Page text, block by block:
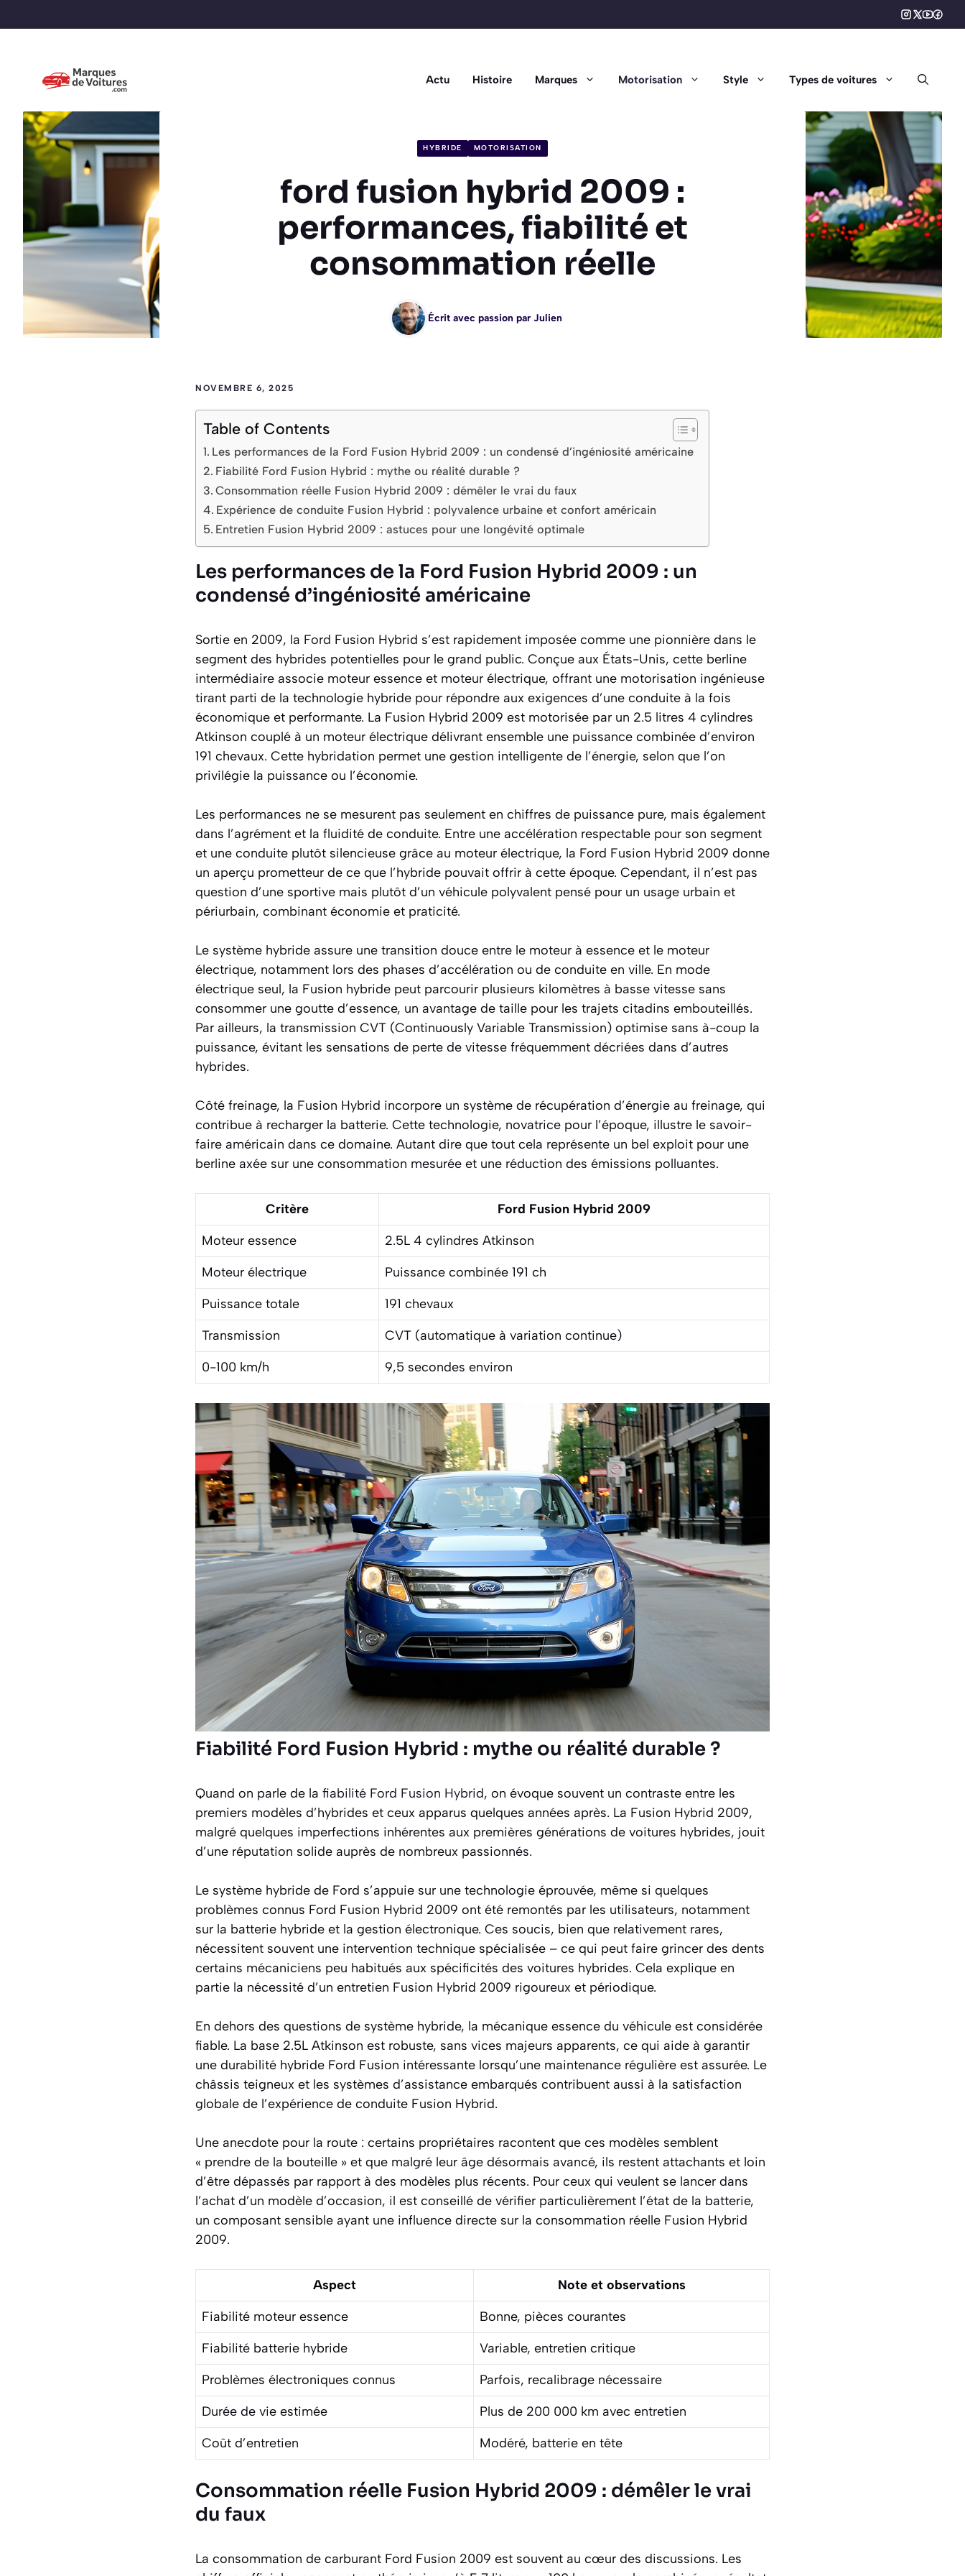
Actu Histoire Marques Motorisation Style Types de voitures
HYBRIDE MOTORISATION
ford fusion hybrid 2009 :
performances, fiabilité et
consommation réelle
Écrit avec passion par Julien
NOVEMBRE 6, 2025
Table of Contents
Les performances de la Ford Fusion Hybrid 2009 : un condensé d’ingéniosité américaine
Fiabilité Ford Fusion Hybrid : mythe ou réalité durable ?
Consommation réelle Fusion Hybrid 2009 : démêler le vrai du faux
Expérience de conduite Fusion Hybrid : polyvalence urbaine et confort américain
Entretien Fusion Hybrid 2009 : astuces pour une longévité optimale
Les performances de la Ford Fusion Hybrid 2009 : un
condensé d’ingéniosité américaine
Sortie en 2009, la Ford Fusion Hybrid s’est rapidement imposée comme une pionnière dans le
segment des hybrides potentielles pour le grand public. Conçue aux États-Unis, cette berline
intermédiaire associe moteur essence et moteur électrique, offrant une motorisation ingénieuse
tirant parti de la technologie hybride pour répondre aux exigences d’une conduite à la fois
économique et performante. La Fusion Hybrid 2009 est motorisée par un 2.5 litres 4 cylindres
Atkinson couplé à un moteur électrique délivrant ensemble une puissance combinée d’environ
191 chevaux. Cette hybridation permet une gestion intelligente de l’énergie, selon que l’on
privilégie la puissance ou l’économie.
Les performances ne se mesurent pas seulement en chiffres de puissance pure, mais également
dans l’agrément et la fluidité de conduite. Entre une accélération respectable pour son segment
et une conduite plutôt silencieuse grâce au moteur électrique, la Ford Fusion Hybrid 2009 donne
un aperçu prometteur de ce que l’hybride pouvait offrir à cette époque. Cependant, il n’est pas
question d’une sportive mais plutôt d’un véhicule polyvalent pensé pour un usage urbain et
périurbain, combinant économie et praticité.
Le système hybride assure une transition douce entre le moteur à essence et le moteur
électrique, notamment lors des phases d’accélération ou de conduite en ville. En mode
électrique seul, la Fusion hybride peut parcourir plusieurs kilomètres à basse vitesse sans
consommer une goutte d’essence, un avantage de taille pour les trajets citadins embouteillés.
Par ailleurs, la transmission CVT (Continuously Variable Transmission) optimise sans à-coup la
puissance, évitant les sensations de perte de vitesse fréquemment décriées dans d’autres
hybrides.
Côté freinage, la Fusion Hybrid incorpore un système de récupération d’énergie au freinage, qui
contribue à recharger la batterie. Cette technologie, novatrice pour l’époque, illustre le savoir-
faire américain dans ce domaine. Autant dire que tout cela représente un bel exploit pour une
berline axée sur une consommation mesurée et une réduction des émissions polluantes.
Critère
Ford Fusion Hybrid 2009
Moteur essence
2.5L 4 cylindres Atkinson
Moteur électrique
Puissance combinée 191 ch
Puissance totale
191 chevaux
Transmission
CVT (automatique à variation continue)
0-100 km/h
9,5 secondes environ
Fiabilité Ford Fusion Hybrid : mythe ou réalité durable ?
Quand on parle de la fiabilité Ford Fusion Hybrid, on évoque souvent un contraste entre les
premiers modèles d’hybrides et ceux apparus quelques années après. La Fusion Hybrid 2009,
malgré quelques imperfections inhérentes aux premières générations de voitures hybrides, jouit
d’une réputation solide auprès de nombreux passionnés.
Le système hybride de Ford s’appuie sur une technologie éprouvée, même si quelques
problèmes connus Ford Fusion Hybrid 2009 ont été remontés par les utilisateurs, notamment
sur la batterie hybride et la gestion électronique. Ces soucis, bien que relativement rares,
nécessitent souvent une intervention technique spécialisée – ce qui peut faire grincer des dents
certains mécaniciens peu habitués aux spécificités des voitures hybrides. Cela explique en
partie la nécessité d’un entretien Fusion Hybrid 2009 rigoureux et périodique.
En dehors des questions de système hybride, la mécanique essence du véhicule est considérée
fiable. La base 2.5L Atkinson est robuste, sans vices majeurs apparents, ce qui aide à garantir
une durabilité hybride Ford Fusion intéressante lorsqu’une maintenance régulière est assurée. Le
châssis teigneux et les systèmes d’assistance embarqués contribuent aussi à la satisfaction
globale de l’expérience de conduite Fusion Hybrid.
Une anecdote pour la route : certains propriétaires racontent que ces modèles semblent
« prendre de la bouteille » et que malgré leur âge désormais avancé, ils restent attachants et loin
d’être dépassés par rapport à des modèles plus récents. Pour ceux qui veulent se lancer dans
l’achat d’un modèle d’occasion, il est conseillé de vérifier particulièrement l’état de la batterie,
un composant sensible ayant une influence directe sur la consommation réelle Fusion Hybrid
2009.
Aspect
Note et observations
Fiabilité moteur essence
Bonne, pièces courantes
Fiabilité batterie hybride
Variable, entretien critique
Problèmes électroniques connus
Parfois, recalibrage nécessaire
Durée de vie estimée
Plus de 200 000 km avec entretien
Coût d’entretien
Modéré, batterie en tête
Consommation réelle Fusion Hybrid 2009 : démêler le vrai
du faux
La consommation de carburant Ford Fusion 2009 est souvent au cœur des discussions. Les